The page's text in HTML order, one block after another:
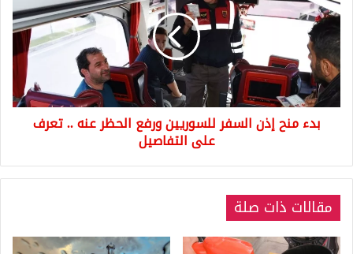
إذن
السفر
للسوريين
ورفع
الحظر
عنه
..
تعرفبدء منح إذن السفر للسوريين ورفع الحظر عنه .. تعرف
على التفاصيل
مقالات ذات صلة